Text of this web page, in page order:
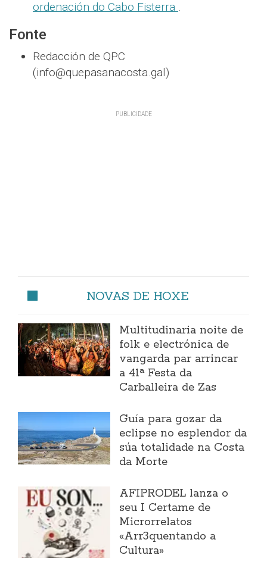
ordenación do Cabo Fisterra .
Fonte
Redacción de QPC
(info@quepasanacosta.gal)
NOVAS DE HOXE
Multitudinaria noite de
folk e electrónica de
vangarda par arrincar
a 41ª Festa da
Carballeira de Zas
Guía para gozar da
eclipse no esplendor da
súa totalidade na Costa
da Morte
AFIPRODEL lanza o
seu I Certame de
Microrrelatos
«Arr3quentando a
Cultura»